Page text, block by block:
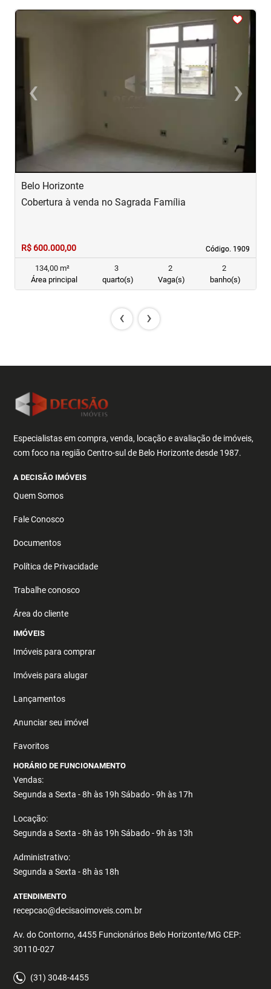
‹Previous ›
Next
Belo Horizonte
Código. 1909
Código. 1909
Cobertura à venda no Sagrada Família
R$ 600.000,00
134,00 m²
Área principal
3
quarto(s)
2
Vaga(s)
2
banho(s)
‹ ›
Especialistas em compra, venda, locação e avaliação de imóveis,
com foco na região Centro-sul de Belo Horizonte desde 1987.
A DECISÃO IMÓVEIS
Quem Somos
Fale Conosco
Documentos
Política de Privacidade
Trabalhe conosco
Área do cliente
IMÓVEIS
Imóveis para comprar
Imóveis para alugar
Lançamentos
Anunciar seu imóvel
Favoritos
HORÁRIO DE FUNCIONAMENTO
Vendas:
Segunda a Sexta - 8h às 19h Sábado - 9h às 17h
Locação:
Segunda a Sexta - 8h às 19h Sábado - 9h às 13h
Administrativo:
Segunda a Sexta - 8h às 18h
ATENDIMENTO
recepcao@decisaoimoveis.com.br
Av. do Contorno, 4455 Funcionários Belo Horizonte/MG CEP:
30110-027
(31) 3048-4455